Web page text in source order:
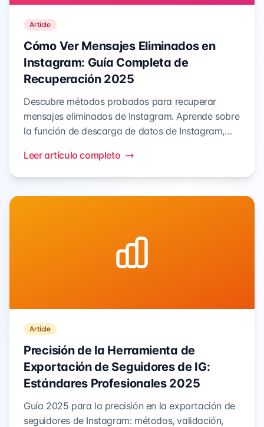
Article
Cómo Ver Mensajes Eliminados en
Instagram: Guía Completa de
Recuperación 2025
Descubre métodos probados para recuperar
mensajes eliminados de Instagram. Aprende sobre
la función de descarga de datos de Instagram,
prevención para nunca perder conversaciones
importantes nuevamente.
Leer artículo completo
Article
Precisión de la Herramienta de
Exportación de Seguidores de IG:
Estándares Profesionales 2025
Guía 2025 para la precisión en la exportación de
seguidores de Instagram: métodos, validación,